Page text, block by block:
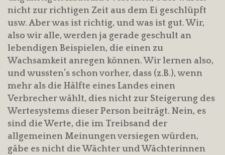
nicht zur richtigen Zeit aus dem Ei geschlüpft
usw. Aber was ist richtig, und was ist gut. Wir,
also wir alle, werden ja gerade geschult an
lebendigen Beispielen, die einen zu
Wachsamkeit anregen können. Wir lernen also,
und wussten’s schon vorher, dass (z.B.), wenn
mehr als die Hälfte eines Landes einen
Verbrecher wählt, dies nicht zur Steigerung des
Wertesystems dieser Person beiträgt. Nein, es
sind die Werte, die im Treibsand der
allgemeinen Meinungen versiegen würden,
gäbe es nicht die Wächter und Wächterinnen